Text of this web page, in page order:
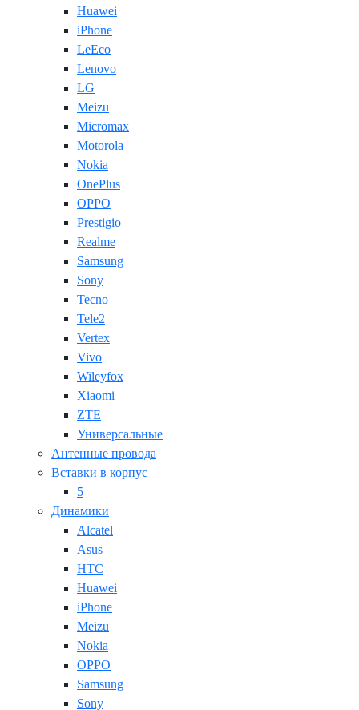
Huawei
iPhone
LeEco
Lenovo
LG
Meizu
Micromax
Motorola
Nokia
OnePlus
OPPO
Prestigio
Realme
Samsung
Sony
Tecno
Tele2
Vertex
Vivo
Wileyfox
Xiaomi
ZTE
Универсальные
Антенные провода
Вставки в корпус
5
Динамики
Alcatel
Asus
HTC
Huawei
iPhone
Meizu
Nokia
OPPO
Samsung
Sony